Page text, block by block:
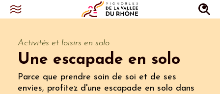
Activités et loisirs en solo
Une escapade en solo
Parce que prendre soin de soi et de ses
envies, profitez d'une escapade en solo dans